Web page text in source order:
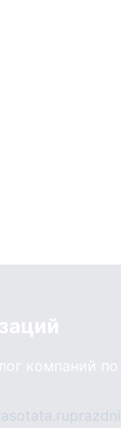
компаний